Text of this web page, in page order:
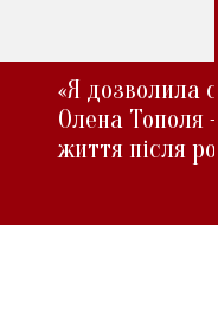
«Я дозволила
Олена Тополя
життя після